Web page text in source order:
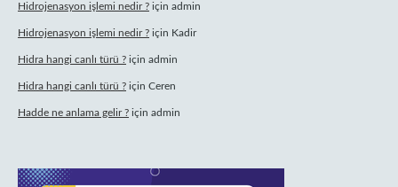
Hidrojenasyon işlemi nedir ? için admin
Hidrojenasyon işlemi nedir ? için Kadir
Hidra hangi canlı türü ? için admin
Hidra hangi canlı türü ? için Ceren
Hadde ne anlama gelir ? için admin